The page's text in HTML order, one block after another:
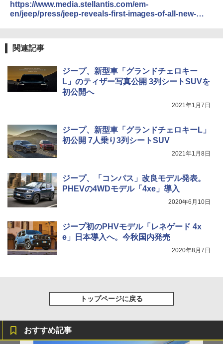
https://www.media.stellantis.com/em-
en/jeep/press/jeep-reveals-first-images-of-all-new-
関連記事
ジープ、新型車「グランドチェロキー
L」のティザー写真公開 3列シートSUVを
初公開へ
2021年1月7日
ジープ、新型車「グランドチェロキーL」
初公開 7人乗り3列シートSUV
2021年1月8日
ジープ、「コンパス」改良モデル発表。
PHEVの4WDモデル「4xe」導入
2020年6月10日
ジープ初のPHVモデル「レネゲード 4x
e」日本導入へ。今秋国内発売
2020年8月7日
トップページに戻る
おすすめ記事